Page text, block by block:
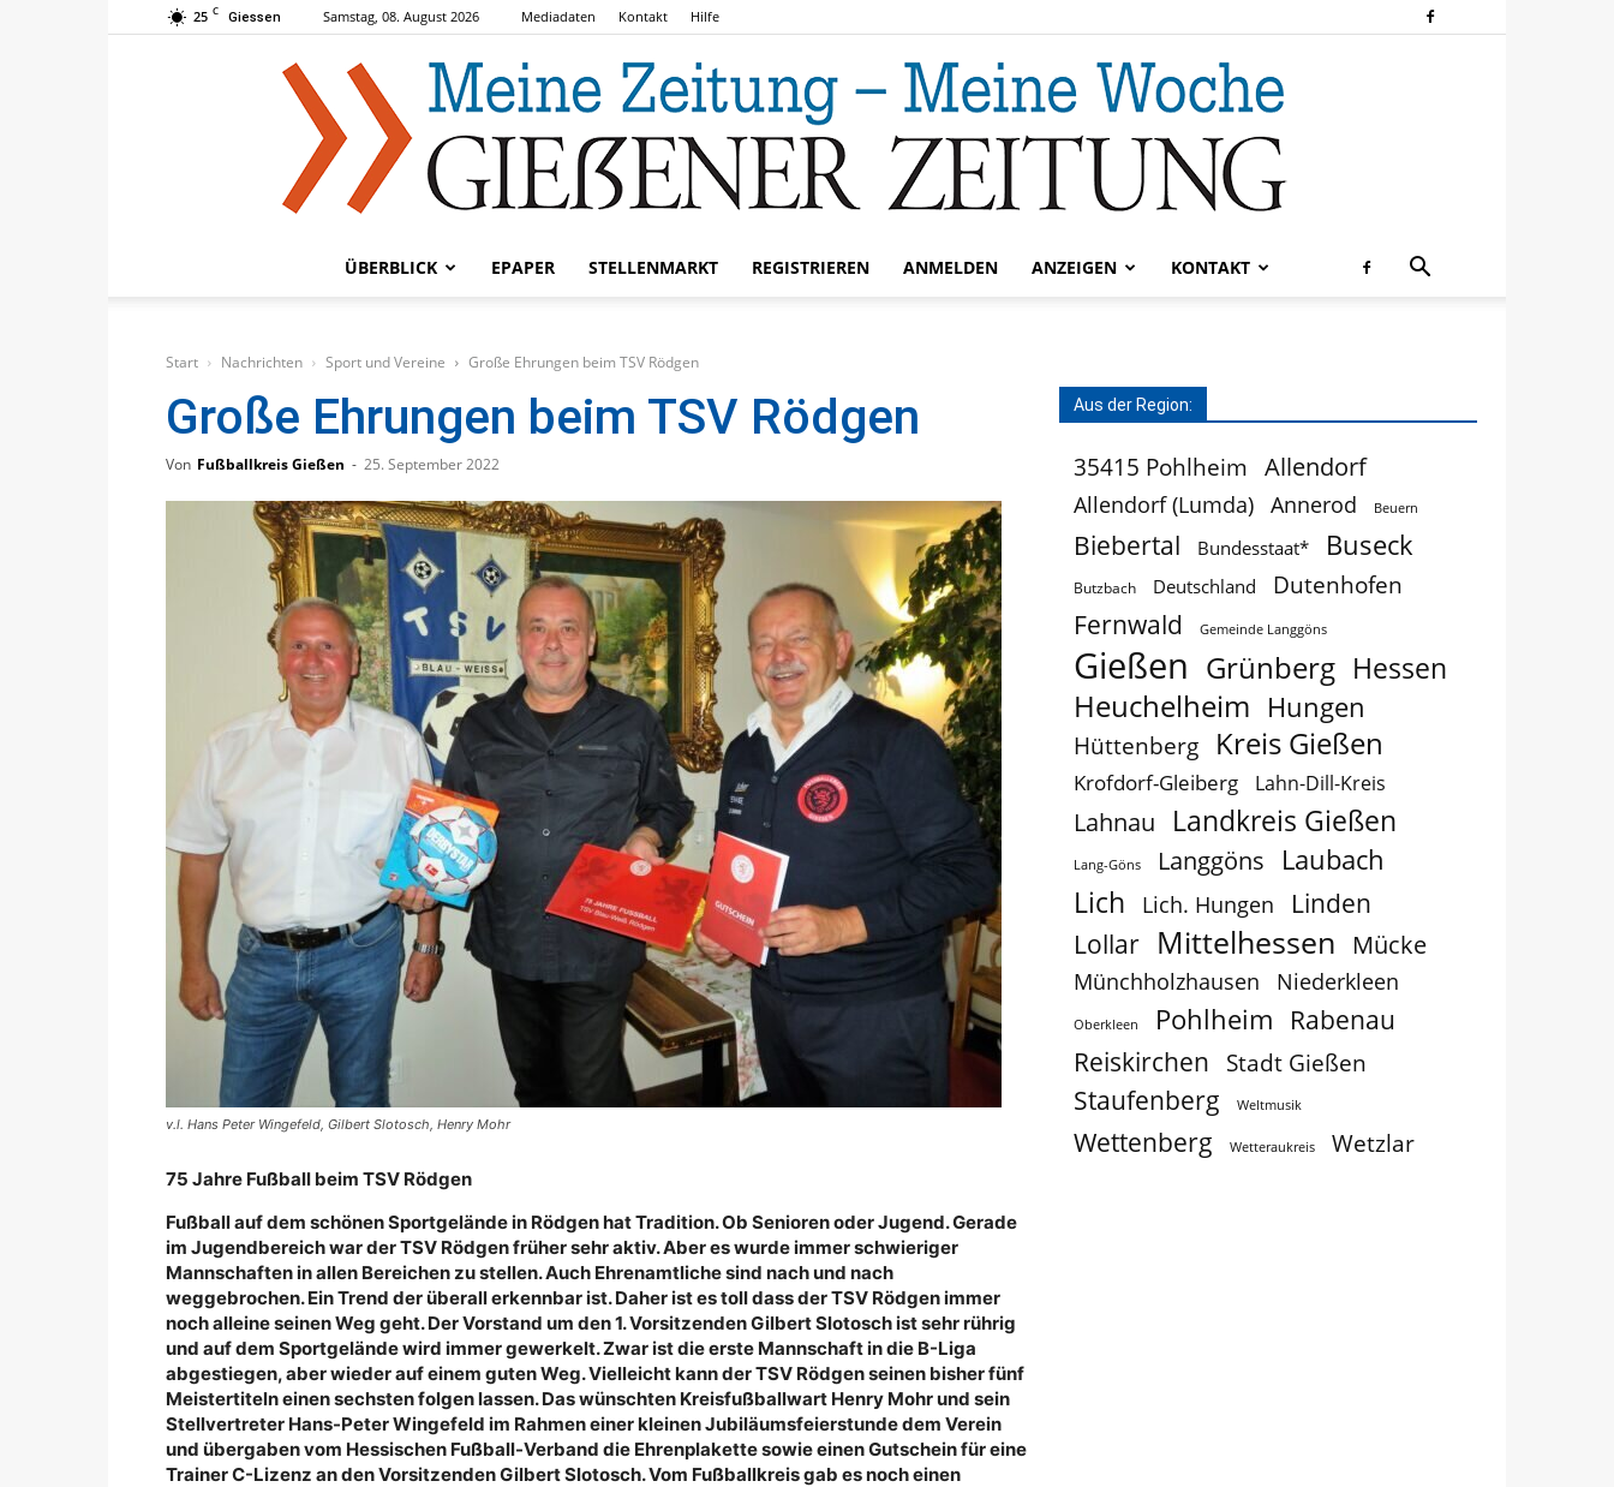
25 C Giessen Samstag, 08. August 2026 Mediadaten Kontakt Hilfe
ÜBERBLICK EPAPER STELLENMARKT REGISTRIEREN ANMELDEN ANZEIGEN KONTAKT
Start Nachrichten Sport und Vereine Große Ehrungen beim TSV Rödgen
Große Ehrungen beim TSV Rödgen
Von Fußballkreis Gießen - 25. September 2022
v.l. Hans Peter Wingefeld, Gilbert Slotosch, Henry Mohr
75 Jahre Fußball beim TSV Rödgen
Fußball auf dem schönen Sportgelände in Rödgen hat Tradition. Ob Senioren oder Jugend. Gerade
im Jugendbereich war der TSV Rödgen früher sehr aktiv. Aber es wurde immer schwieriger
Mannschaften in allen Bereichen zu stellen. Auch Ehrenamtliche sind nach und nach
weggebrochen. Ein Trend der überall erkennbar ist.Daher ist es toll dass der TSV Rödgen immer
noch alleine seinen Weg geht. Der Vorstand um den 1. Vorsitzenden Gilbert Slotosch ist sehr rührig
und auf dem Sportgelände wird immer gewerkelt. Zwar ist die erste Mannschaft in die B-Liga
abgestiegen, aber wieder auf einem guten Weg. Vielleicht kann der TSV Rödgen seinen bisher fünf
Meistertiteln einen sechsten folgen lassen. Das wünschten Kreisfußballwart Henry Mohr und sein
Stellvertreter Hans-Peter Wingefeld im Rahmen einer kleinen Jubiläumsfeierstunde dem Verein
und übergaben vom Hessischen Fußball-Verband die Ehrenplakette sowie einen Gutschein für eine
Trainer C-Lizenz an den Vorsitzenden Gilbert Slotosch. Vom Fußballkreis gab es noch einen
Aus der Region:
35415 Pohlheim Allendorf
Allendorf (Lumda) Annerod Beuern
Biebertal Bundesstaat* Buseck
Butzbach Deutschland Dutenhofen
Fernwald Gemeinde Langgöns
Gießen Grünberg Hessen
Heuchelheim Hungen
Hüttenberg Kreis Gießen
Krofdorf-Gleiberg Lahn-Dill-Kreis
Lahnau Landkreis Gießen
Lang-Göns Langgöns Laubach
Lich Lich. Hungen Linden
Lollar Mittelhessen Mücke
Münchholzhausen Niederkleen
Oberkleen Pohlheim Rabenau
Reiskirchen Stadt Gießen
Staufenberg Weltmusik
Wettenberg Wetteraukreis Wetzlar